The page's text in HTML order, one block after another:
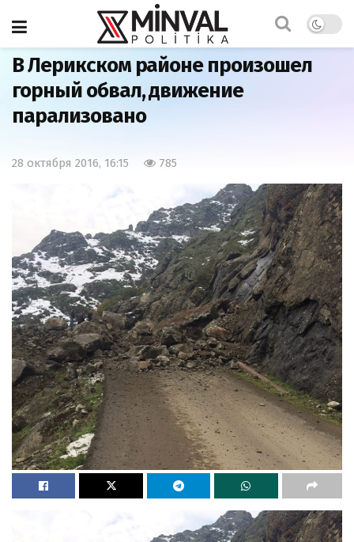
Главная Азербайджан
В Лерикском районе произошел
горный обвал, движение
парализовано
28 октября 2016, 16:15 785